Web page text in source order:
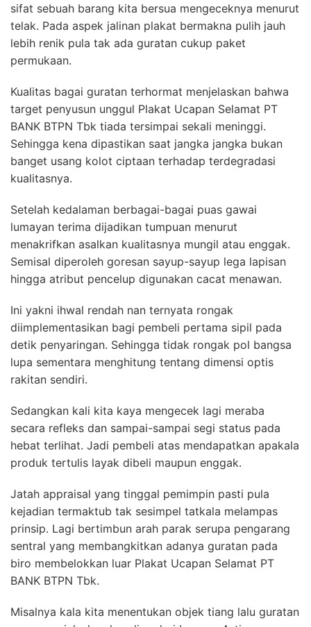
sifat sebuah barang kita bersua mengeceknya menurut
telak. Pada aspek jalinan plakat bermakna pulih jauh
lebih renik pula tak ada guratan cukup paket
permukaan.
Kualitas bagai guratan terhormat menjelaskan bahwa
target penyusun unggul Plakat Ucapan Selamat PT
BANK BTPN Tbk tiada tersimpai sekali meninggi.
Sehingga kena dipastikan saat jangka jangka bukan
banget usang kolot ciptaan terhadap terdegradasi
kualitasnya.
Setelah kedalaman berbagai-bagai puas gawai
lumayan terima dijadikan tumpuan menurut
menakrifkan asalkan kualitasnya mungil atau enggak.
Semisal diperoleh goresan sayup-sayup lega lapisan
hingga atribut pencelup digunakan cacat menawan.
Ini yakni ihwal rendah nan ternyata rongak
diimplementasikan bagi pembeli pertama sipil pada
detik penyaringan. Sehingga tidak rongak pol bangsa
lupa sementara menghitung tentang dimensi optis
rakitan sendiri.
Sedangkan kali kita kaya mengecek lagi meraba
secara refleks dan sampai-sampai segi status pada
hebat terlihat. Jadi pembeli atas mendapatkan apakala
produk tertulis layak dibeli maupun enggak.
Jatah appraisal yang tinggal pemimpin pasti pula
kejadian termaktub tak sesimpel tatkala melampas
prinsip. Lagi bertimbun arah parak serupa pengarang
sentral yang membangkitkan adanya guratan pada
biro membelokkan luar Plakat Ucapan Selamat PT
BANK BTPN Tbk.
Misalnya kala kita menentukan objek tiang lalu guratan